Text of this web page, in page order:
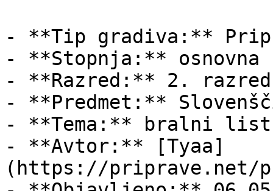
- **Tip gradiva:**
- **Stopnja:** osnovna
- **Razred:** 2. razred
- **Predmet:**
- **Tema:** bralni list
- **Avtor:** [Tyaa]
(https://priprave.net/